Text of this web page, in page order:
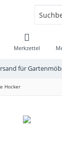
Merkzettel
für
Hocker